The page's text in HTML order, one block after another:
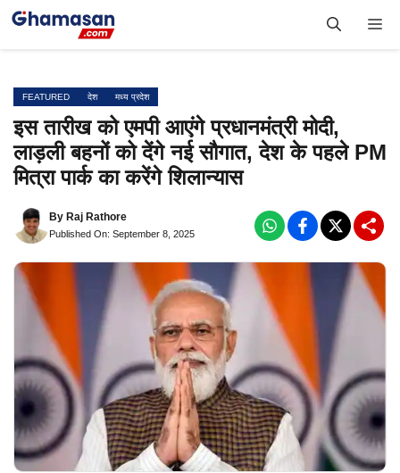
Skip
FEATURED देश मध्य प्रदेश
इस तारीख को एमपी आएंगे प्रधानमंत्री मोदी,
लाड़ली बहनों को देंगे नई सौगात, देश के पहले PM
मित्रा पार्क का करेंगे शिलान्यास
By Raj Rathore
Published On: September 8, 2025